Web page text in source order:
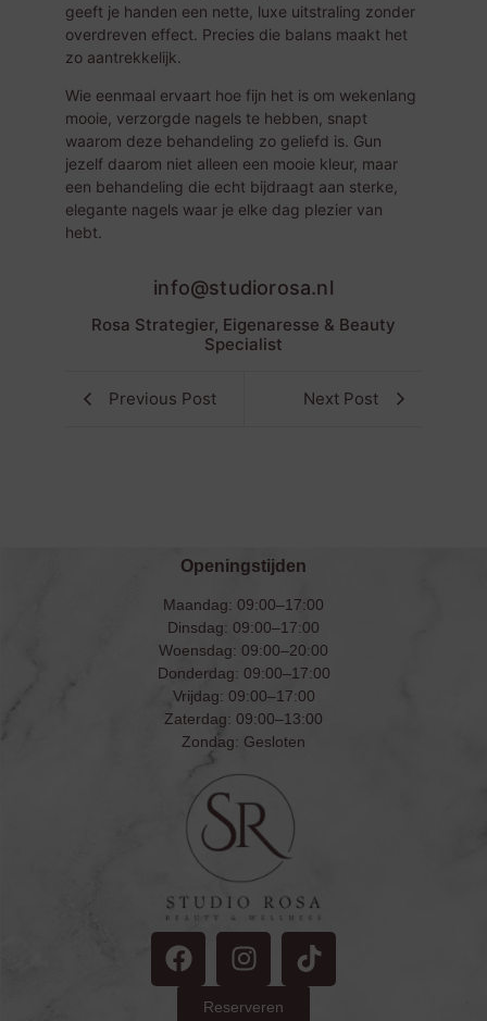
geeft je handen een nette, luxe uitstraling zonder
overdreven effect. Precies die balans maakt het
zo aantrekkelijk.
Wie eenmaal ervaart hoe fijn het is om wekenlang
mooie, verzorgde nagels te hebben, snapt
waarom deze behandeling zo geliefd is. Gun
jezelf daarom niet alleen een mooie kleur, maar
een behandeling die echt bijdraagt aan sterke,
elegante nagels waar je elke dag plezier van
hebt.
info@studiorosa.nl
Rosa Strategier, Eigenaresse & Beauty
Specialist
Previous Post Next Post
Reserveren
Openingstijden
Maandag: 09:00–17:00
Dinsdag: 09:00–17:00
Woensdag: 09:00–20:00
Donderdag: 09:00–17:00
Vrijdag: 09:00–17:00
Zaterdag: 09:00–13:00
Zondag: Gesloten